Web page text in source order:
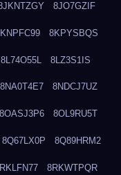
8JO7GZIF
8KPYSBQS
8L74O55L 8LZ3S1IS
8NA0T4E7 8NDCJ7UZ
8OASJ3P6 8OL9RU5T
8Q67LX0P 8Q89HRM2
8RKWTPQR